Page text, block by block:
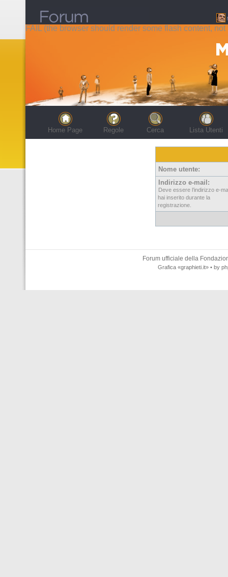
FAIL (the browser should render some flash content, not
Home Page Regole Cerca Lista Utenti
Nome utente:
Indirizzo e-mail:
Deve essere l’indirizzo e-
hai inserito durante la
registrazione.
Forum ufficiale della
Grafica «graphieti.it» • by